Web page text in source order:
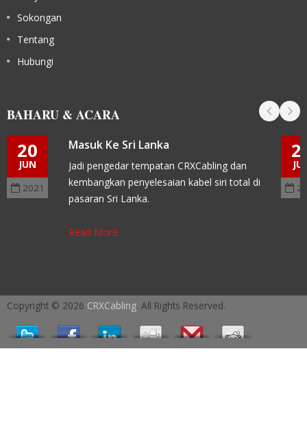
Sokongan
Tentang
Hubungi
BAHARU & ACARA
20
JUN
2021
Masuk Ke Sri Lanka
Jadi pengedar tempatan CRXCabling dan
kembangkan penyelesaian kabel siri total di
pasaran Sri Lanka.
Read More
Copyright © 2026 CRXCabling. All Rights Reserved.